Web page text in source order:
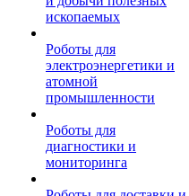
ископаемых
Роботы для
электроэнергетики и
атомной
промышленности
Роботы для
диагностики и
мониторинга